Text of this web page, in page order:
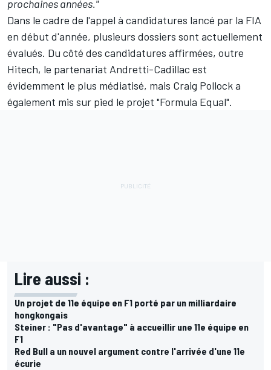
prochaines années."
Dans le cadre de l'appel à candidatures lancé par la FIA
en début d'année, plusieurs dossiers sont actuellement
évalués. Du côté des candidatures affirmées, outre
Hitech, le partenariat Andretti-Cadillac est
évidemment le plus médiatisé, mais Craig Pollock a
également mis sur pied le projet "Formula Equal".
Lire aussi :
Un projet de 11e équipe en F1 porté par un milliardaire
hongkongais
Steiner : "Pas d'avantage" à accueillir une 11e équipe en
F1
Red Bull a un nouvel argument contre l'arrivée d'une 11e
écurie